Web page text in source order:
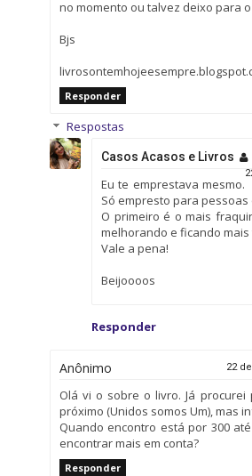
no momento ou talvez deixo para
Bjs
Responder
Respostas
Casos Acasos e Livros
Eu te emprestava mesmo.
Só empresto para
O primeiro é o mais
melhorando e ficando
Vale a pena!
Beijoooos
Responder
Anônimo 22
Olá vi o sobre o livro. Já
próximo (Unidos somos Um), mas
Quando encontro está por 300
encontrar mais em conta?
Responder